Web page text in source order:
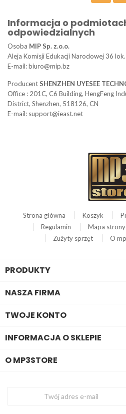
Informacja o
odpowiedzialnych
Osoba MIP Sp. z.o.o.
Aleja Komisji Edukacji Narodowej 36
E-mail: biuro@mip.bz
ProducentSHENZHEN UYESEE
Office : 201C, C6 Building, HengFeng
District, Shenzhen, 518126, CN
E-mail: support@ieast.net
Strona główna Koszyk
Regulamin
Mapa strony
Zużyty sprzęt
O
PRODUKTY
NASZA FIRMA
TWOJE KONTO
INFORMACJA O SKLEPIE
O MP3STORE